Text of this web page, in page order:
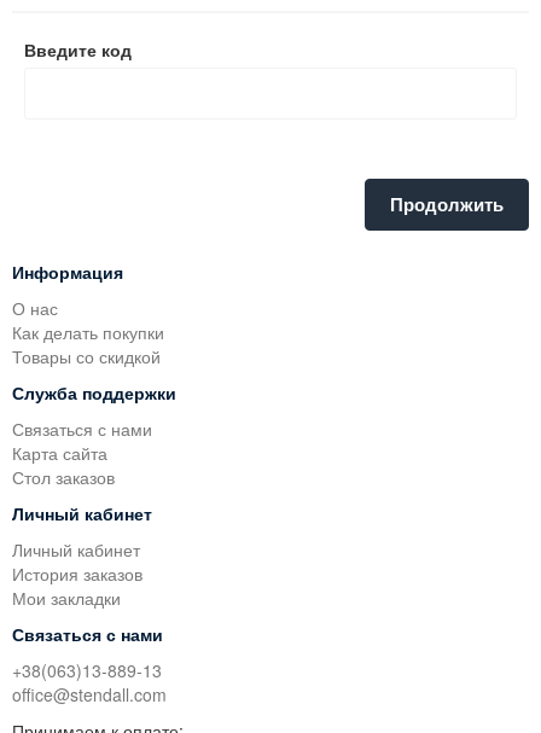
Введите код
Продолжить
Информация
О нас
Как делать покупки
Товары со скидкой
Служба поддержки
Связаться с нами
Карта сайта
Стол заказов
Личный кабинет
Личный кабинет
История заказов
Мои закладки
Связаться с нами
+38(063)13-889-13
office@stendall.com